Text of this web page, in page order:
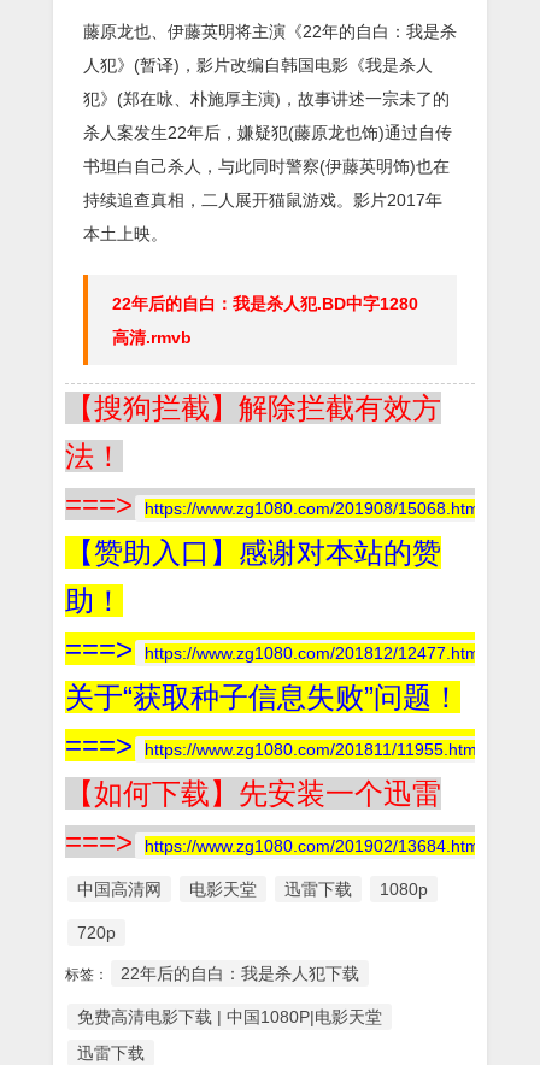
藤原龙也、伊藤英明将主演《22年的自白：我是杀
人犯》(暂译)，影片改编自韩国电影《我是杀人
犯》(郑在咏、朴施厚主演)，故事讲述一宗未了的
杀人案发生22年后，嫌疑犯(藤原龙也饰)通过自传
书坦白自己杀人，与此同时警察(伊藤英明饰)也在
持续追查真相，二人展开猫鼠游戏。影片2017年
本土上映。
22年后的自白：我是杀人犯.BD中字1280
高清.rmvb
【搜狗拦截】解除拦截有效方
法！
===>
https://www.zg1080.com/201908/15068.html
【赞助入口】感谢对本站的赞
助！
===>
https://www.zg1080.com/201812/12477.html
关于“获取种子信息失败”问题！
===>
https://www.zg1080.com/201811/11955.html
【如何下载】先安装一个迅雷
===>
https://www.zg1080.com/201902/13684.html
中国高清网 电影天堂 迅雷下载 1080p
720p
标签： 22年后的自白：我是杀人犯下载
免费高清电影下载 | 中国1080P|电影天堂
迅雷下载